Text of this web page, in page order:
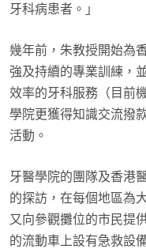
牙科病患者。」
幾年前，朱教授開始為
強及持續的專業訓練，
效率的牙科服務（目前
學院更獲得知識交流撥
活動。
牙醫學院的團隊及香港
的探訪，在每個地區為
又向參觀攤位的市民提
的流動車上設有急救設